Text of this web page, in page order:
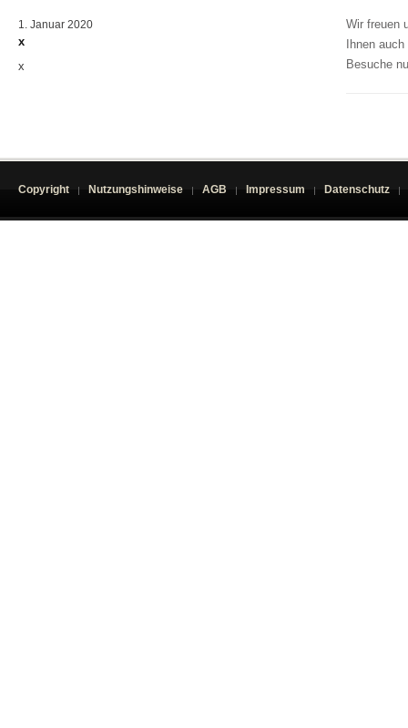
1. Januar 2020
x
x
Wir freuen
Ihnen
Besuche
Copyright Nutzungshinweise AGB Impressum Datenschutz